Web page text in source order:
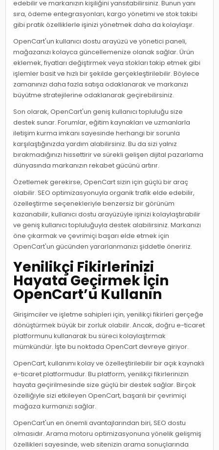
edebilir ve markanızın kişiliğini yansıtabilirsiniz. Bunun yanı
sıra, ödeme entegrasyonları, kargo yönetimi ve stok takibi
gibi pratik özelliklerle işinizi yönetmek daha da kolaylaşır.
OpenCart'un kullanıcı dostu arayüzü ve yönetici paneli,
mağazanızı kolayca güncellemenize olanak sağlar. Ürün
eklemek, fiyatları değiştirmek veya stokları takip etmek gibi
işlemler basit ve hızlı bir şekilde gerçekleştirilebilir. Böylece
zamanınızı daha fazla satışa odaklanarak ve markanızı
büyütme stratejilerine odaklanarak geçirebilirsiniz.
Son olarak, OpenCart'un geniş kullanıcı topluluğu size
destek sunar. Forumlar, eğitim kaynakları ve uzmanlarla
iletişim kurma imkanı sayesinde herhangi bir sorunla
karşılaştığınızda yardım alabilirsiniz. Bu da sizi yalnız
bırakmadığınızı hissettirir ve sürekli gelişen dijital pazarlama
dünyasında markanızın rekabet gücünü artırır.
Özetlemek gerekirse, OpenCart sizin için güçlü bir araç
olabilir. SEO optimizasyonuyla organik trafik elde edebilir,
özelleştirme seçenekleriyle benzersiz bir görünüm
kazanabilir, kullanıcı dostu arayüzüyle işinizi kolaylaştırabilir
ve geniş kullanıcı topluluğuyla destek alabilirsiniz. Markanızı
öne çıkarmak ve çevrimiçi başarı elde etmek için
OpenCart'un gücünden yararlanmanızı şiddetle öneririz.
Yenilikçi Fikirlerinizi
Hayata Geçirmek İçin
OpenCart’u Kullanın
Girişimciler ve işletme sahipleri için, yenilikçi fikirleri gerçeğe
dönüştürmek büyük bir zorluk olabilir. Ancak, doğru e-ticaret
platformunu kullanarak bu süreci kolaylaştırmak
mümkündür. İşte bu noktada OpenCart devreye giriyor.
OpenCart, kullanımı kolay ve özelleştirilebilir bir açık kaynaklı
e-ticaret platformudur. Bu platform, yenilikçi fikirlerinizin
hayata geçirilmesinde size güçlü bir destek sağlar. Birçok
özelliğiyle sizi etkileyen OpenCart, başarılı bir çevrimiçi
mağaza kurmanızı sağlar.
OpenCart'un en önemli avantajlarından biri, SEO dostu
olmasıdır. Arama motoru optimizasyonuna yönelik gelişmiş
özellikleri sayesinde, web sitenizin arama sonuçlarında